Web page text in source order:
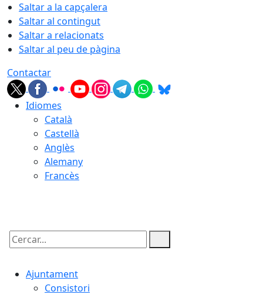
Saltar a la capçalera
Saltar al contingut
Saltar a relacionats
Saltar al peu de pàgina
Contactar
Idiomes
Català
Castellà
Anglès
Alemany
Francès
Cercar:
Ajuntament
Consistori